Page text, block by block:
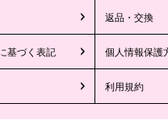
ラドレスとは
愛いキャバドレスの「myminette」を
返品・交換
基づく表記 個人情報保護
利用規約